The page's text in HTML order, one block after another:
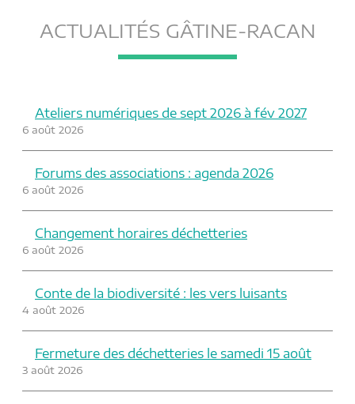
ACTUALITÉS GÂTINE-RACAN
Ateliers numériques de sept 2026 à fév 2027
6 août 2026
Forums des associations : agenda 2026
6 août 2026
Changement horaires déchetteries
6 août 2026
Conte de la biodiversité : les vers luisants
4 août 2026
Fermeture des déchetteries le samedi 15 août
3 août 2026